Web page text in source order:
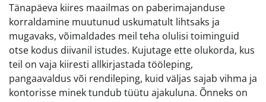
Tänapäeva kiires maailmas on paberimajanduse
korraldamine muutunud uskumatult lihtsaks ja
mugavaks, võimaldades meil teha olulisi toiminguid
otse kodus diivanil istudes. Kujutage ette olukorda, kus
teil on vaja kiiresti allkirjastada tööleping,
pangaavaldus või rendileping, kuid väljas sajab vihma ja
kontorisse minek tundub tüütu ajakuluna. Õnneks on